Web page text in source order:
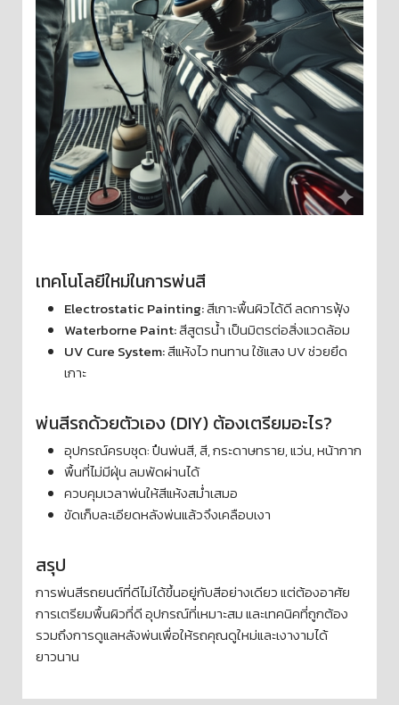
เทคโนโลยีใหม่ในการพ่นสี
Electrostatic Painting:สีเกาะพื้นผิวได้ดี ลดการฟุ้ง
Waterborne Paint:สีสูตรน้ำ เป็นมิตรต่อสิ่งแวดล้อม
UV Cure System:สีแห้งไว ทนทาน ใช้แสง UV ช่วยยึด
เกาะ
พ่นสีรถด้วยตัวเอง (DIY) ต้องเตรียมอะไร?
อุปกรณ์ครบชุด: ปืนพ่นสี, สี, กระดาษทราย, แว่น, หน้ากาก
พื้นที่ไม่มีฝุ่น ลมพัดผ่านได้
ควบคุมเวลาพ่นให้สีแห้งสม่ำเสมอ
ขัดเก็บละเอียดหลังพ่นแล้วจึงเคลือบเงา
สรุป
การพ่นสีรถยนต์ที่ดีไม่ได้ขึ้นอยู่กับสีอย่างเดียว แต่ต้องอาศัย
การเตรียมพื้นผิวที่ดี อุปกรณ์ที่เหมาะสม และเทคนิคที่ถูกต้อง
รวมถึงการดูแลหลังพ่นเพื่อให้รถคุณดูใหม่และเงางามได้
ยาวนาน